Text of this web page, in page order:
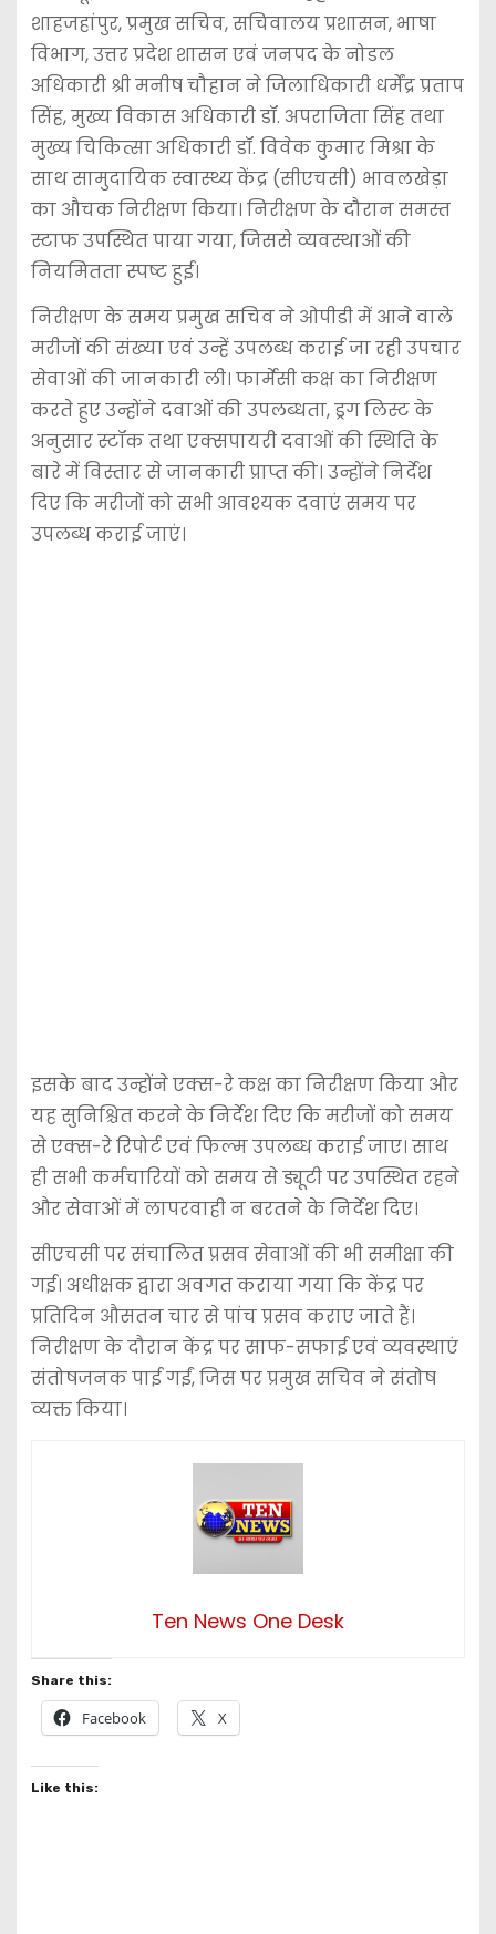
शाहजहांपुर, प्रमुख सचिव, सचिवालय प्रशासन, भाषा
विभाग, उत्तर प्रदेश शासन एवं जनपद के नोडल
अधिकारी श्री मनीष चौहान ने जिलाधिकारी धर्मेंद्र प्रताप
सिंह, मुख्य विकास अधिकारी डॉ. अपराजिता सिंह तथा
मुख्य चिकित्सा अधिकारी डॉ. विवेक कुमार मिश्रा के
साथ सामुदायिक स्वास्थ्य केंद्र (सीएचसी) भावलखेड़ा
का औचक निरीक्षण किया। निरीक्षण के दौरान समस्त
स्टाफ उपस्थित पाया गया, जिससे व्यवस्थाओं की
नियमितता स्पष्ट हुई।
निरीक्षण के समय प्रमुख सचिव ने ओपीडी में आने वाले
मरीजों की संख्या एवं उन्हें उपलब्ध कराई जा रही उपचार
सेवाओं की जानकारी ली। फार्मेसी कक्ष का निरीक्षण
करते हुए उन्होंने दवाओं की उपलब्धता, ड्रग लिस्ट के
अनुसार स्टॉक तथा एक्सपायरी दवाओं की स्थिति के
बारे में विस्तार से जानकारी प्राप्त की। उन्होंने निर्देश
दिए कि मरीजों को सभी आवश्यक दवाएं समय पर
उपलब्ध कराई जाएं।
इसके बाद उन्होंने एक्स-रे कक्ष का निरीक्षण किया और
यह सुनिश्चित करने के निर्देश दिए कि मरीजों को समय
से एक्स-रे रिपोर्ट एवं फिल्म उपलब्ध कराई जाए। साथ
ही सभी कर्मचारियों को समय से ड्यूटी पर उपस्थित रहने
और सेवाओं में लापरवाही न बरतने के निर्देश दिए।
सीएचसी पर संचालित प्रसव सेवाओं की भी समीक्षा की
गई। अधीक्षक द्वारा अवगत कराया गया कि केंद्र पर
प्रतिदिन औसतन चार से पांच प्रसव कराए जाते हैं।
निरीक्षण के दौरान केंद्र पर साफ-सफाई एवं व्यवस्थाएं
संतोषजनक पाई गईं, जिस पर प्रमुख सचिव ने संतोष
व्यक्त किया।
Ten News One Desk
Share this:
Facebook X
Like this: